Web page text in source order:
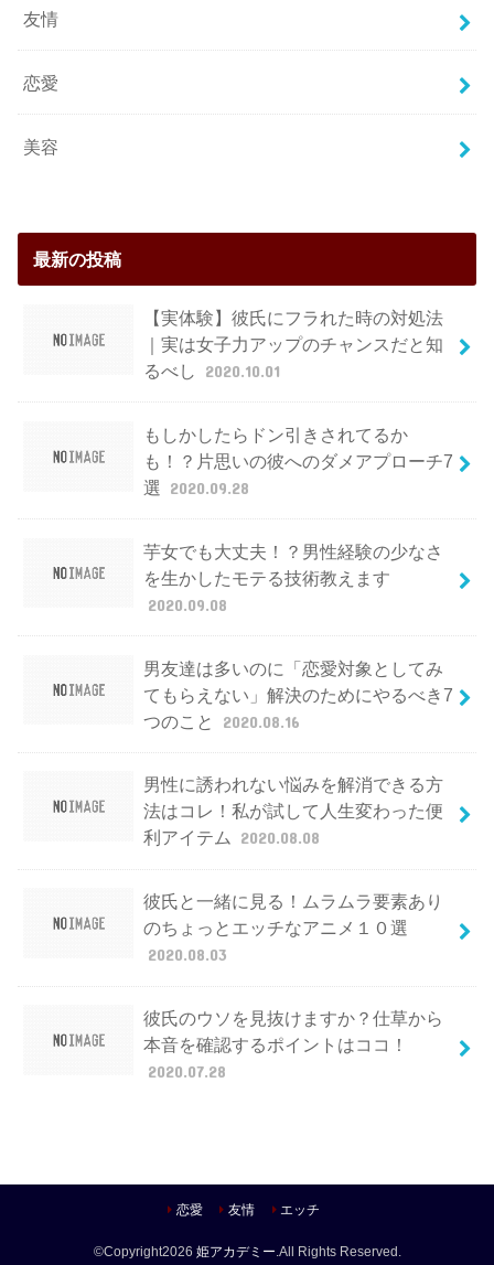
友情
恋愛
美容
最新の投稿
【実体験】彼氏にフラれた時の対処法
｜実は女子力アップのチャンスだと知
るべし
2020.10.01
もしかしたらドン引きされてるか
も！？片思いの彼へのダメアプローチ7
選 2020.09.28
芋女でも大丈夫！？男性経験の少なさ
を生かしたモテる技術教えます
2020.09.08
男友達は多いのに「恋愛対象としてみ
てもらえない」解決のためにやるべき7
つのこと
2020.08.16
男性に誘われない悩みを解消できる方
法はコレ！私が試して人生変わった便
利アイテム
2020.08.08
彼氏と一緒に見る！ムラムラ要素あり
のちょっとエッチなアニメ１０選
2020.08.03
彼氏のウソを見抜けますか？仕草から
本音を確認するポイントはココ！
2020.07.28
恋愛 友情 エッチ
©Copyright2026 姫アカデミー .All Rights Reserved.